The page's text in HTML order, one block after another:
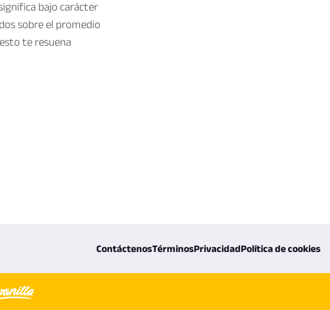
bajo carácter
sobre el promedio
te resuena
ContáctenosTérminosPrivacidadPolítica de cookies